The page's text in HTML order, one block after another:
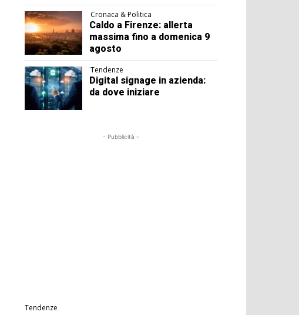
Cronaca & Politica
Caldo a Firenze: allerta
massima fino a domenica 9
agosto
Tendenze
Digital signage in azienda:
da dove iniziare
- Pubblicità -
Tendenze